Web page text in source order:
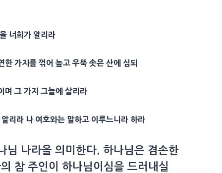
너희가 알리라
가지를 꺾어 높고 우뚝 솟은 산에 심되
며 그 가지 그늘에 살리라
리라 나 여호와는 말하고 이루느니라 하라
님 나라을 의미한다. 하나님은 겸손한
참 주인이 하나님이심을 드러내실